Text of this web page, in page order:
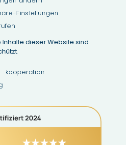
Einstellungen
dieser Website sind
kooperation